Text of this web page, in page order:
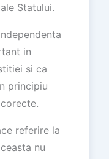
Statului.
in
si ca
principiu
referire la
nu